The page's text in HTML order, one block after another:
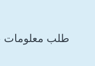
طلب معلومات